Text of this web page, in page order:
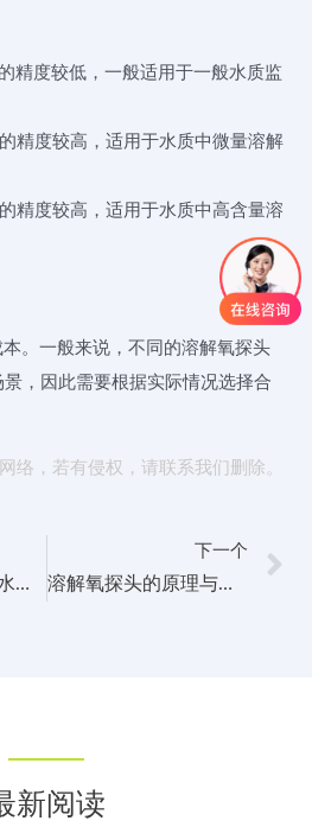
精度较低，一般适用于一般水质监
精度较高，适用于水质中微量溶解
精度较高，适用于水质中高含量溶
。一般来说，不同的溶解氧探头
，因此需要根据实际情况选择合
络，若有侵权，请联系我们删除。
溶解氧探头：监测水体中溶解氧含量的关键工具
下一个
溶解氧探头的原理与应用：在水处理和环保领域的应用
新阅读